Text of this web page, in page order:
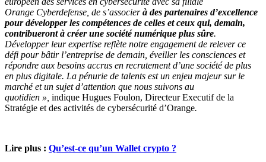
Orange Cyberdefense, de s’associerà des partenaires d’excellence
pour développer les compétences de celles et ceux qui, demain,
contribueront à créer une société numérique plus sûre.
Développer leur expertise reflète notre engagement de relever ce
défi pour bâtir l’entreprise de demain, éveiller les consciences et
répondre aux besoins accrus en recrutement d’une société de plus
en plus digitale. La pénurie de talents est un enjeu majeur sur le
marché et un sujet d’attention que nous suivons au
quotidien », indique Hugues Foulon, Directeur Executif de la
Stratégie et des activités de cybersécurité d’Orange.
Lire plus : Qu’est-ce qu’un Wallet crypto ?